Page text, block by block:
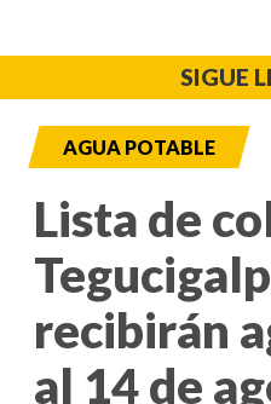
SIGUE
AGUA POTABLE
Lista de
recibirán
al 14 de